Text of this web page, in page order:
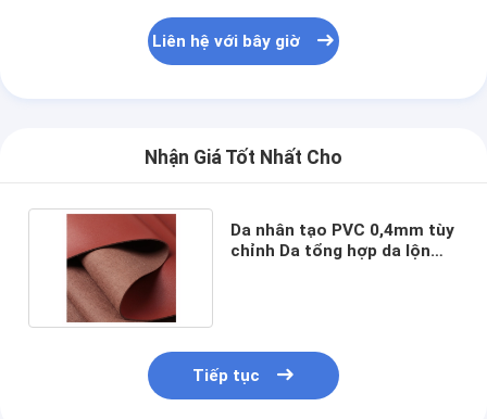
Liên hệ với bây giờ
Nhận Giá Tốt Nhất Cho
Da nhân tạo PVC 0,4mm tùy
chỉnh Da tổng hợp da lộn
Tiếp tục